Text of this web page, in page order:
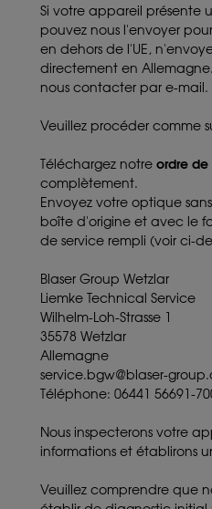
Si votre appareil présente
pouvez nous l'envoyer
en dehors de l'UE,
directement en
nous contacter par e-mail.
Veuillez procéder comme
Téléchargez notre ordre
complètement.
Envoyez votre optique
boîte d'origine et avec le
de service rempli (voir ci-
Blaser Group Wetzlar
Liemke Technical Service
Wilhelm-Loh-Strasse 1
35578 Wetzlar
Allemagne
service.bgw@blaser-
Téléphone: 06441 56691-
Nous inspecterons votre
informations et établirons
Veuillez comprendre que